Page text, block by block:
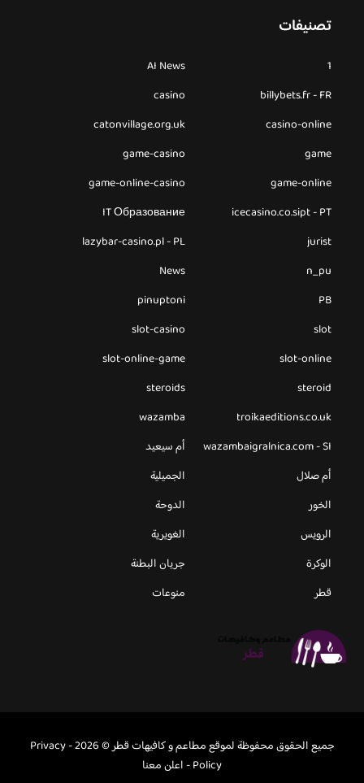
تصنيفات
1
AI News
billybets.fr - FR
casino
casino-online
catonvillage.org.uk
game
game-casino
game-online
game-online-casino
icecasino.co.sipt - PT
IT Образование
jurist
lazybar-casino.pl - PL
n_pu
News
PB
pinuptoni
slot
slot-casino
slot-online
slot-online-game
steroid
steroids
troikaeditions.co.uk
wazamba
wazambaigralnica.com - SI
أم سيعيد
أم صلال
الجميلية
الخور
الدوحة
الرويس
الغويرية
الوكرة
جريان البطنة
قطر
منوعات
جميع الحقوق محفوظة لموقع مطاعم و كافيهات قطر © 2026 -
Privacy
Policy
-اعلن معنا